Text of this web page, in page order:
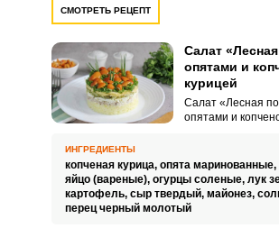
СМОТРЕТЬ РЕЦЕПТ
Салат
опятами и
курицей
Салат «Лесная
опятами и
ингредиентов
салат не только
привлекательным.
ИНГРЕДИЕНТЫ
копченая курица, опята маринованные,
яйцо (вареные), огурцы соленые, лук
картофель, сыр твердый, майонез,
перец черный молотый